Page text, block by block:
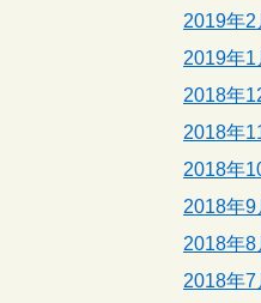
2019年2
2019年1
2018年
2018年
2018年
2018年9
2018年8
2018年7